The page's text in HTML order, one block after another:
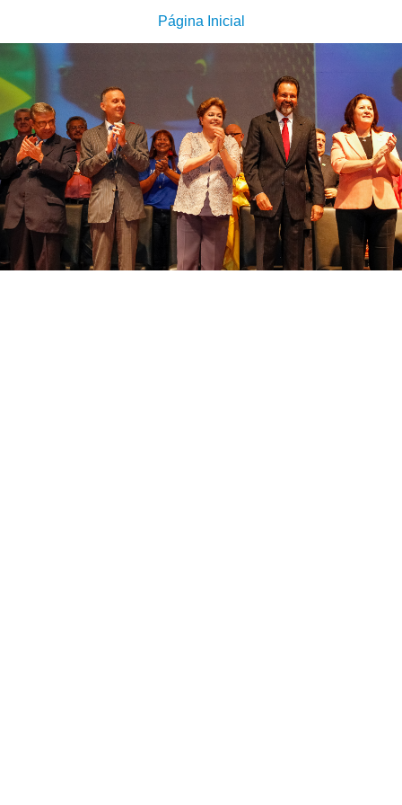
Página Inicial